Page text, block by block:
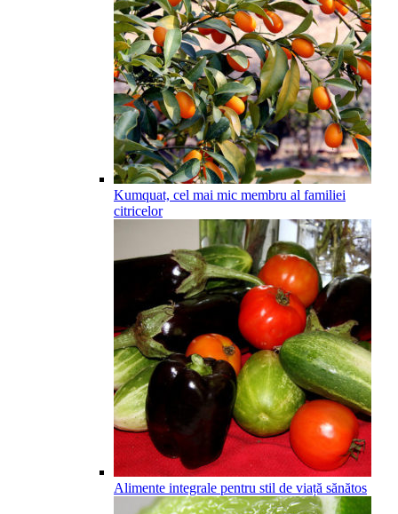
Kumquat, cel mai mic membru al familiei
citricelor
Alimente integrale pentru stil de viață sănătos